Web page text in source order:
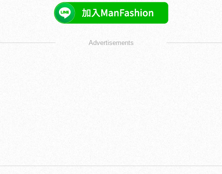
Advertisements